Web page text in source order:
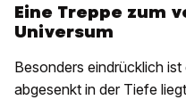
Eine Treppe zum
Universum
Besonders eindrücklich
abgesenkt in der Tiefe